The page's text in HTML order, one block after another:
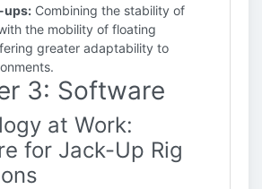
ups: Combining the stability of
the mobility of floating
greater adaptability to
3: Software
at Work:
for Jack-Up Rig